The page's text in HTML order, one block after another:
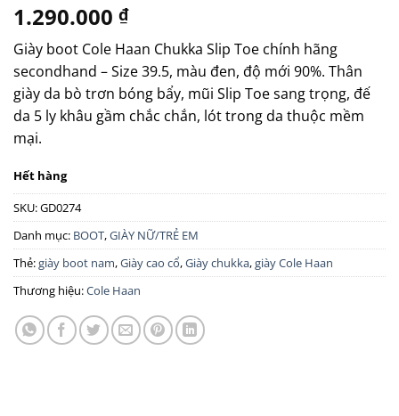
1.290.000 ₫
Giày boot Cole Haan Chukka Slip Toe chính hãng
secondhand – Size 39.5, màu đen, độ mới 90%. Thân
giày da bò trơn bóng bẩy, mũi Slip Toe sang trọng, đế
da 5 ly khâu gầm chắc chắn, lót trong da thuộc mềm
mại.
Hết hàng
SKU:GD0274
Danh mục: BOOT,GIÀY NỮ/TRẺ EM
Thẻ:giày boot nam,Giày cao cổ,Giày chukka,giày Cole Haan
Thương hiệu:Cole Haan